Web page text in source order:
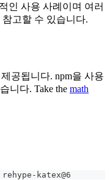
인 사용 사례이며 여러
고할 수 있습니다.
공됩니다. npm을 사용
니다. Take the math
katex@6